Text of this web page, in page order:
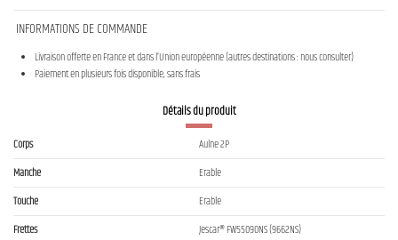
INFORMATIONS DE COMMANDE
Livraison offerte en France et dans l’Union européenne (autres destinations : nous consulter)
Paiement en plusieurs fois disponible, sans frais
Détails du produit
Corps
Aulne 2P
Manche
Erable
Touche
Erable
Frettes
Jescar® FW55090NS (9662NS)